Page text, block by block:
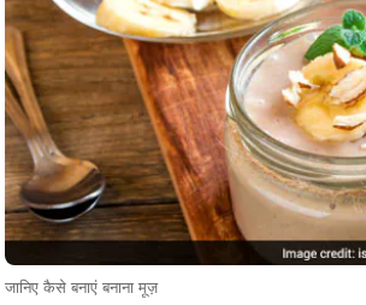
जानिए कैसे बनाएं बनाना मूज़